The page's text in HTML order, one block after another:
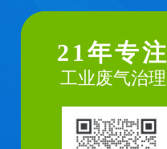
21年专注
工业废气治理